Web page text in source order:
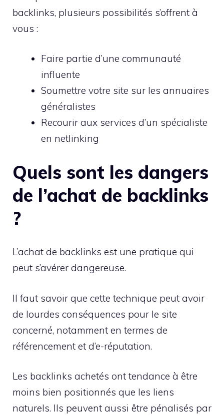
backlinks, plusieurs possibilités s’offrent à
vous :
Faire partie d’une communauté
influente
Soumettre votre site sur les annuaires
généralistes
Recourir aux services d’un spécialiste
en netlinking
Quels sont les dangers
de l’achat de backlinks
?
L’achat de backlinks est une pratique qui
peut s’avérer dangereuse.
Il faut savoir que cette technique peut avoir
de lourdes conséquences pour le site
concerné, notamment en termes de
référencement et d’e-réputation.
Les backlinks achetés ont tendance à être
moins bien positionnés que les liens
naturels. Ils peuvent aussi être pénalisés par